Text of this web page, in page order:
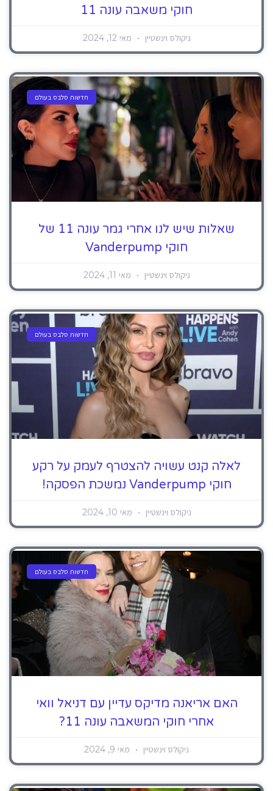
חוקי משאבה עונה 11
ניקולס וינשטיין מאי 12, 2024
חדשות סלבס בעולם
שאלות שיש לנו אחרי גמר עונה 11 של
חוקי Vanderpump
ניקולס וינשטיין מאי 11, 2024
חדשות סלבס בעולם
לאלה קנט עשויה להצטרף לעמק על רקע
חוקי Vanderpump נמשכת הפסקה!
ניקולס וינשטיין מאי 10, 2024
חדשות סלבס בעולם
האם אריאנה מדיקס עדיין עם דניאל וואי
אחרי חוקי המשאבה עונה 11?
ניקולס וינשטיין מאי 9, 2024